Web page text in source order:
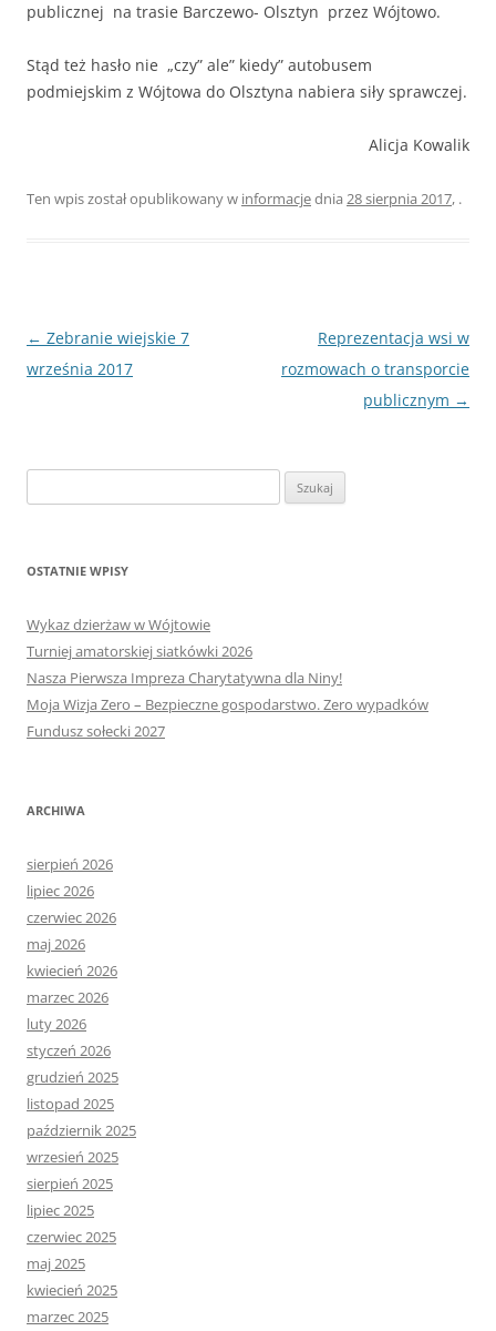
publicznej na trasie Barczewo- Olsztyn przez Wójtowo.
Stąd też hasło nie „czy” ale” kiedy” autobusem
podmiejskim z Wójtowa do Olsztyna nabiera siły sprawczej.
Alicja Kowalik
Ten wpis został opublikowany w informacjednia 28 sierpnia 2017, .
Nawigacja
wpisu
← Zebranie wiejskie 7
września 2017
Reprezentacja wsi w
rozmowach o transporcie
publicznym →
OSTATNIE WPISY
Wykaz dzierżaw w Wójtowie
Turniej amatorskiej siatkówki 2026
Nasza Pierwsza Impreza Charytatywna dla Niny!
Moja Wizja Zero – Bezpieczne gospodarstwo. Zero wypadków
Fundusz sołecki 2027
ARCHIWA
sierpień 2026
lipiec 2026
czerwiec 2026
maj 2026
kwiecień 2026
marzec 2026
luty 2026
styczeń 2026
grudzień 2025
listopad 2025
październik 2025
wrzesień 2025
sierpień 2025
lipiec 2025
czerwiec 2025
maj 2025
kwiecień 2025
marzec 2025